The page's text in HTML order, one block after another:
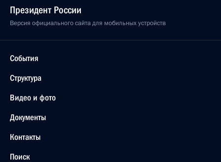
Президент России
Версия официального сайта для мобильных устройств
События
Структура
Видео и фото
Документы
Контакты
Поиск